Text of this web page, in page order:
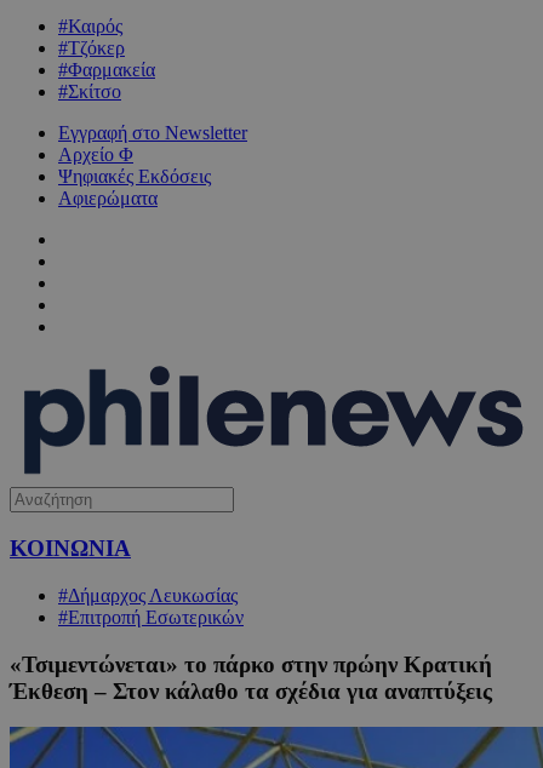
#Καιρός
#Τζόκερ
#Φαρμακεία
#Σκίτσο
Εγγραφή στο Newsletter
Αρχείο Φ
Ψηφιακές Εκδόσεις
Αφιερώματα
ΚΟΙΝΩΝΙΑ
#Δήμαρχος Λευκωσίας
#Επιτροπή Εσωτερικών
«Τσιμεντώνεται» το πάρκο στην πρώην Κρατική
Έκθεση – Στον κάλαθο τα σχέδια για αναπτύξεις